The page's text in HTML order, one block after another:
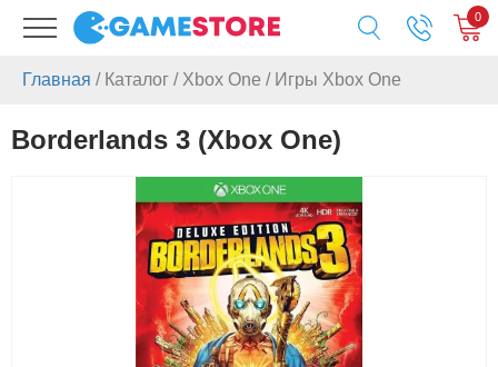
0
Главная / Каталог / Xbox One / Игры Xbox One
Borderlands 3 (Xbox One)